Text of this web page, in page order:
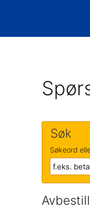
Søk
Søkeord